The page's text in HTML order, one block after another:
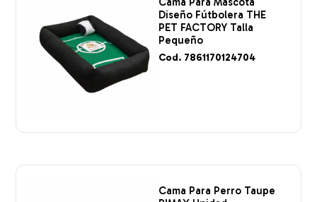
Diseño Fútbolera THE
PET FACTORY Talla
Pequeño
Cod. 7861170124704
Cama Para Perro Taupe